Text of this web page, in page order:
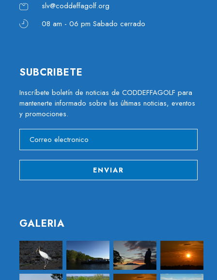
slv@coddeffagolf.org
08 am - 06 pm Sabado cerrado
SUBCRIBETE
Inscríbete boletín de noticias de CODDEFFAGOLF para
mantenerte informado sobre las últimas noticias, eventos
y promociones.
GALERIA